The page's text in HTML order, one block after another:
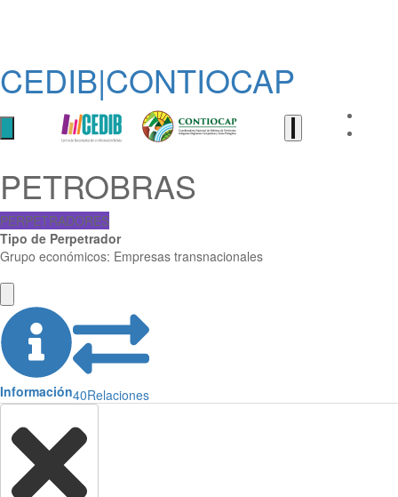
CEDIB|CONTIOCAP
PETROBRAS
PERPETRADORES
Tipo de Perpetrador
Grupo económicos: Empresas transnacionales
Información40Relaciones